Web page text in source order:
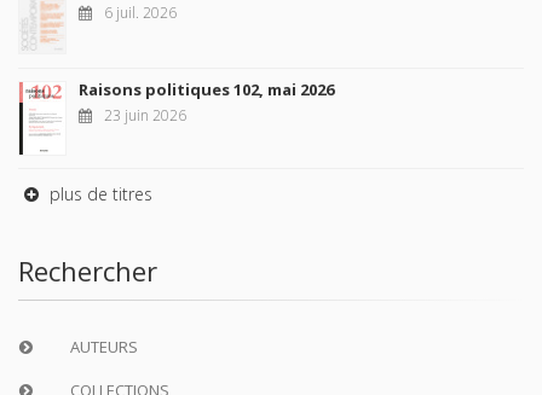
6 juil. 2026
Raisons politiques 102, mai 2026
23 juin 2026
plus de titres
Rechercher
AUTEURS
COLLECTIONS